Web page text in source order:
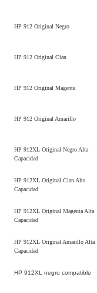
HP 912 Original Negro
HP 912 Original Cian
HP 912 Original Magenta
HP 912 Original Amarillo
HP 912XL Original Negro Alta
Capacidad
HP 912XL Original Cian Alta
Capacidad
HP 912XL Original Magenta Alta
Capacidad
HP 912XL Original Amarillo Alta
Capacidad
HP 912XL negro compatible